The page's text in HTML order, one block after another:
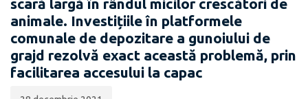
animale. Investițiile în platformele
comunale de depozitare a gunoiului de
grajd rezolvă exact această problemă, prin
facilitarea accesului la capac